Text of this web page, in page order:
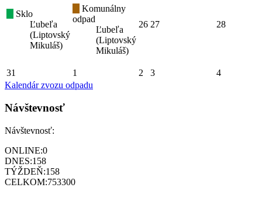
Sklo
Ľubeľa
(Liptovský
Mikuláš)
Komunálny
odpad
Ľubeľa
(Liptovský
Mikuláš)
26 27 28
31 1 2 3
4
Kalendár zvozu odpadu
Návštevnosť
Návštevnosť:
ONLINE:0
DNES:158
TÝŽDEŇ:158
CELKOM:753300